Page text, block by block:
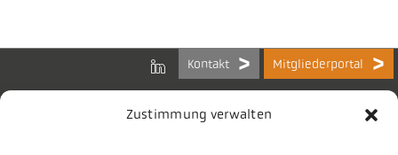
Zustimmung verwalten
Kontakt Mitgliederportal